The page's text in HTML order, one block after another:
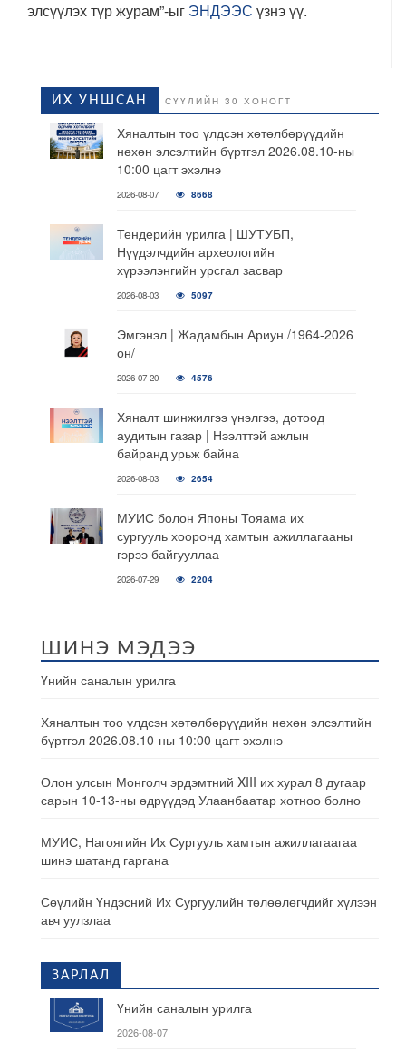
элсүүлэх түр журам”-ыг ЭНДЭЭС үзнэ үү.
ИХ УНШСАН СҮҮЛИЙН 30 ХОНОГТ
Хяналтын тоо үлдсэн хөтөлбөрүүдийн
нөхөн элсэлтийн бүртгэл 2026.08.10-ны
10:00 цагт эхэлнэ
2026-08-07 8668
Тендерийн урилга | ШУТУБП,
Нүүдэлчдийн археологийн
хүрээлэнгийн урсгал засвар
2026-08-03 5097
Эмгэнэл | Жадамбын Ариун /1964-2026
он/
2026-07-20 4576
Хяналт шинжилгээ үнэлгээ, дотоод
аудитын газар | Нээлттэй ажлын
байранд урьж байна
2026-08-03 2654
МУИС болон Японы Тояама их
сургууль хооронд хамтын ажиллагааны
гэрээ байгууллаа
2026-07-29 2204
ШИНЭ МЭДЭЭ
Үнийн саналын урилга
Хяналтын тоо үлдсэн хөтөлбөрүүдийн нөхөн элсэлтийн
бүртгэл 2026.08.10-ны 10:00 цагт эхэлнэ
Олон улсын Монголч эрдэмтний XIII их хурал 8 дугаар
сарын 10-13-ны өдрүүдэд Улаанбаатар хотноо болно
МУИС, Нагоягийн Их Сургууль хамтын ажиллагаагаа
шинэ шатанд гаргана
Сөүлийн Үндэсний Их Сургуулийн төлөөлөгчдийг хүлээн
авч уулзлаа
ЗАРЛАЛ
Үнийн саналын урилга
2026-08-07